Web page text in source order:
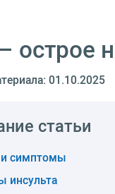
01.10.2025
статьи
симптомы
инсульта